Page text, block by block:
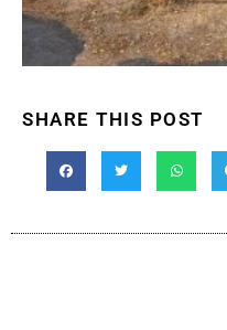
SHARE THIS POST